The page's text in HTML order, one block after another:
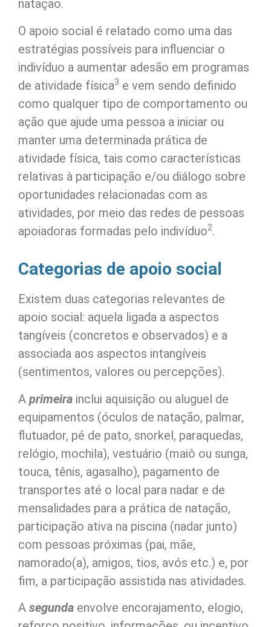
natação.
O apoio social é relatado como uma das
estratégias possíveis para influenciar o
indivíduo a aumentar adesão em programas
de atividade física3 e vem sendo definido
como qualquer tipo de comportamento ou
ação que ajude uma pessoa a iniciar ou
manter uma determinada prática de
atividade física, tais como carac­terísticas
relativas à participação e/ou diálogo sobre
oportunidades relacionadas com as
atividades, por meio das redes de pessoas
apoiadoras formadas pelo indiví­duo2.
Categorias de apoio social
Existem du­as categorias relevantes de
apoio social: aquela ligada a aspectos
tangíveis (concretos e obser­vados) e a
associada aos aspectos intan­gíveis
(sentimentos, valores ou percepções).
A primeira inclui aquisição ou aluguel de
equipamentos (óculos de natação, palmar,
flutuador, pé de pato, snorkel, paraquedas,
relógio, mochila), vestuário (maiô ou sunga,
touca, tênis, agasalho), pagamento de
transportes até o local para nadar e de
mensalidades para a prática de natação,
participação ativa na piscina (nadar junto)
com pessoas próximas (pai, mãe,
namorado(a), amigos, tios, avós etc.) e, por
fim, a participação assistida nas ativi­dades.
A segunda envolve encorajamento, elogio,